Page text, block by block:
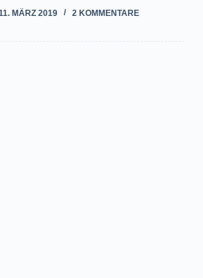
MÄRZ 2019 2 KOMMENTARE